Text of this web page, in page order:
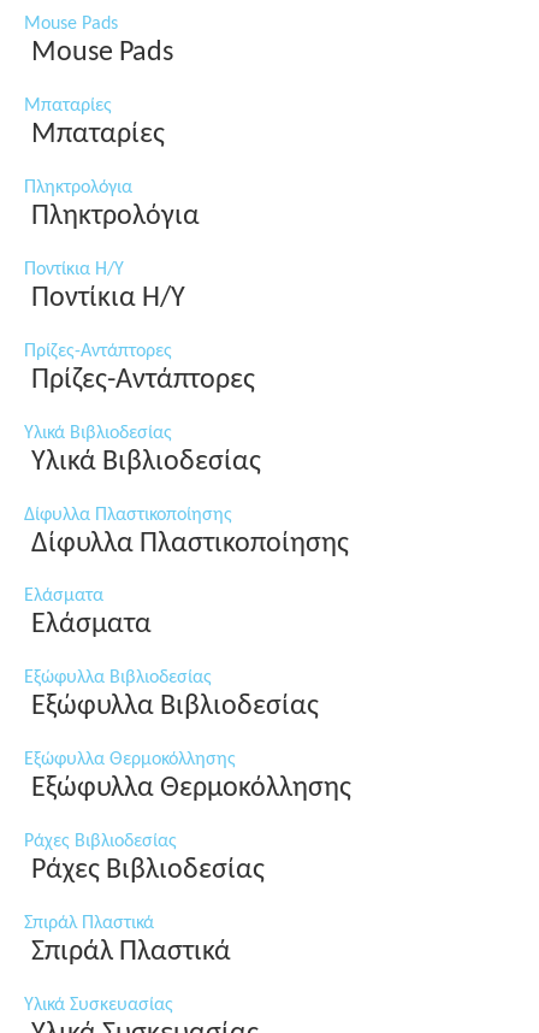
Mouse Pads
Mouse Pads
Μπαταρίες
Μπαταρίες
Πληκτρολόγια
Πληκτρολόγια
Ποντίκια Η/Υ
Ποντίκια Η/Υ
Πρίζες-Αντάπτορες
Πρίζες-Αντάπτορες
Υλικά Βιβλιοδεσίας
Υλικά Βιβλιοδεσίας
Δίφυλλα Πλαστικοποίησης
Δίφυλλα Πλαστικοποίησης
Ελάσματα
Ελάσματα
Εξώφυλλα Βιβλιοδεσίας
Εξώφυλλα Βιβλιοδεσίας
Εξώφυλλα Θερμοκόλλησης
Εξώφυλλα Θερμοκόλλησης
Ράχες Βιβλιοδεσίας
Ράχες Βιβλιοδεσίας
Σπιράλ Πλαστικά
Σπιράλ Πλαστικά
Υλικά Συσκευασίας